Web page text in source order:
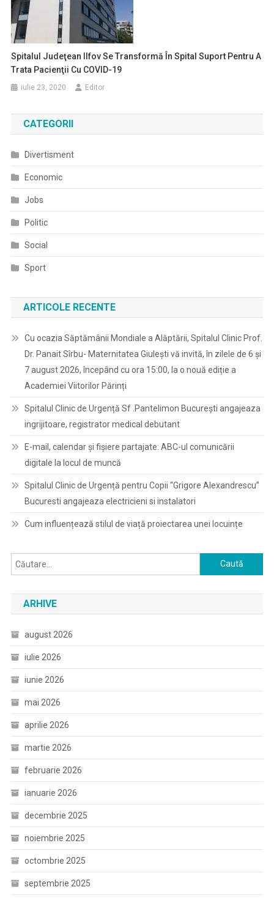
Spitalul Judeţean Ilfov Se Transformă În Spital Suport Pentru A
Trata Pacienţii Cu COVID-19
iulie 23, 2020 Editor
CATEGORII
Divertisment
Economic
Jobs
Politic
Social
Sport
ARTICOLE RECENTE
Cu ocazia Săptămânii Mondiale a Alăptării, Spitalul Clinic Prof.
Dr. Panait Sîrbu- Maternitatea Giulești vă invită, în zilele de 6 și
7 august 2026, începând cu ora 15:00, la o nouă ediție a
Academiei Viitorilor Părinți
Spitalul Clinic de Urgență Sf .Pantelimon București angajeaza
ingrijitoare, registrator medical debutant
E-mail, calendar şi fişiere partajate: ABC-ul comunicării
digitale la locul de muncă
Spitalul Clinic de Urgență pentru Copii “Grigore Alexandrescu”
Bucuresti angajeaza electricieni si instalatori
Cum influențează stilul de viață proiectarea unei locuințe
Caută
după:
ARHIVE
august 2026
iulie 2026
iunie 2026
mai 2026
aprilie 2026
martie 2026
februarie 2026
ianuarie 2026
decembrie 2025
noiembrie 2025
octombrie 2025
septembrie 2025